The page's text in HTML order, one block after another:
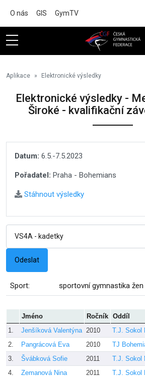
O nás GIS GymTV
Aplikace Elektronické výsledky
Elektronické výsledky -
Široké - kvalifikační
Datum: 6.5.-7.5.2023
Pořadatel: Praha - Bohemians
Stáhnout výsledky
Sport: sportovní gymnastika žen
Jméno Ročník Oddíl
1.
Jenšíková Valentýna 2010 T.J. Sokol
2.
Pangrácová Eva 2010 TJ
3.
Švábková Sofie 2011 T.J. Sokol
4.
Zemanová Nina 2011 T.J. Sokol